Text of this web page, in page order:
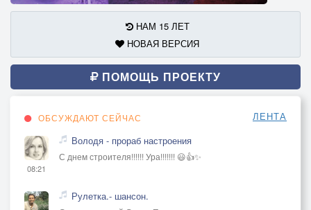
Не пойму я, что со мною,
Всё никак я не усну…
То ль тебя нашёл весною,
То ль в тебе нашёл весну.
НАМ 15 ЛЕТ
НОВАЯ ВЕРСИЯ
ПОМОЩЬ ПРОЕКТУ
ОБСУЖДАЮТ СЕЙЧАС ЛЕНТА
08:21
Володя - прораб настроения
С днем строителя!!!!!! Ура!!!!!!! 😃👍✨
Рулетка.- шансон.